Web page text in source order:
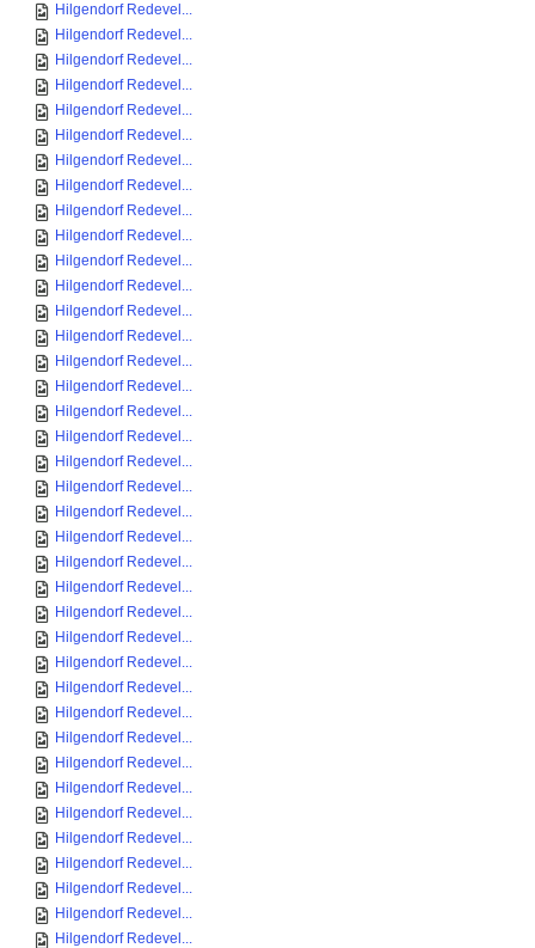
Hilgendorf Redevel...
Hilgendorf Redevel...
Hilgendorf Redevel...
Hilgendorf Redevel...
Hilgendorf Redevel...
Hilgendorf Redevel...
Hilgendorf Redevel...
Hilgendorf Redevel...
Hilgendorf Redevel...
Hilgendorf Redevel...
Hilgendorf Redevel...
Hilgendorf Redevel...
Hilgendorf Redevel...
Hilgendorf Redevel...
Hilgendorf Redevel...
Hilgendorf Redevel...
Hilgendorf Redevel...
Hilgendorf Redevel...
Hilgendorf Redevel...
Hilgendorf Redevel...
Hilgendorf Redevel...
Hilgendorf Redevel...
Hilgendorf Redevel...
Hilgendorf Redevel...
Hilgendorf Redevel...
Hilgendorf Redevel...
Hilgendorf Redevel...
Hilgendorf Redevel...
Hilgendorf Redevel...
Hilgendorf Redevel...
Hilgendorf Redevel...
Hilgendorf Redevel...
Hilgendorf Redevel...
Hilgendorf Redevel...
Hilgendorf Redevel...
Hilgendorf Redevel...
Hilgendorf Redevel...
Hilgendorf Redevel...